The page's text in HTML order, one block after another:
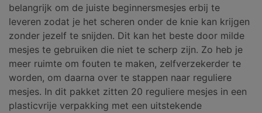
belangrijk om de juiste beginnersmesjes erbij te
leveren zodat je het scheren onder de knie kan krijgen
zonder jezelf te snijden. Dit kan het beste door milde
mesjes te gebruiken die niet te scherp zijn. Zo heb je
meer ruimte om fouten te maken, zelfverzekerder te
worden, om daarna over te stappen naar reguliere
mesjes. In dit pakket zitten 20 reguliere mesjes in een
plasticvrije verpakking met een uitstekende